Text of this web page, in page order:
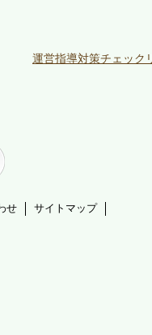
運営指導対策チェック
せ サイトマップ